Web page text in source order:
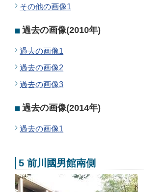
その他の画像1
過去の画像(2010年)
過去の画像1
過去の画像2
過去の画像3
過去の画像(2014年)
過去の画像1
5 前川國男館南側